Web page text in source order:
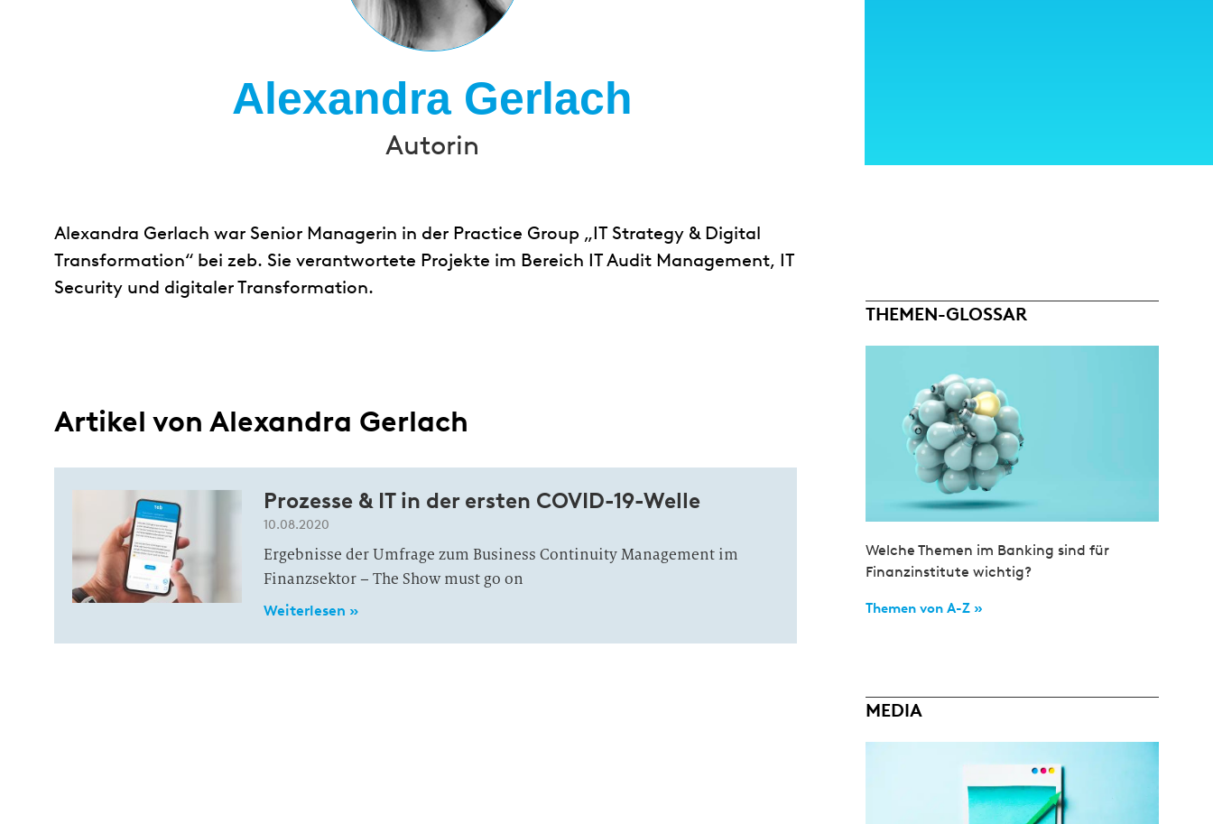
Alexandra Gerlach
Autorin
Alexandra Gerlach war Senior Managerin in der Practice Group „IT Strategy & Digital
Transformation“ bei zeb. Sie verantwortete Projekte im Bereich IT Audit Management, IT
Security und digitaler Transformation.
Artikel von Alexandra Gerlach
Prozesse & IT in der ersten COVID-19-Welle
10.08.2020
Ergebnisse der Umfrage zum Business Continuity Management im
Finanzsektor – The Show must go on
Weiterlesen »
THEMEN-GLOSSAR
Welche Themen im Banking sind für
Finanzinstitute wichtig?
Themen von A-Z »
MEDIA